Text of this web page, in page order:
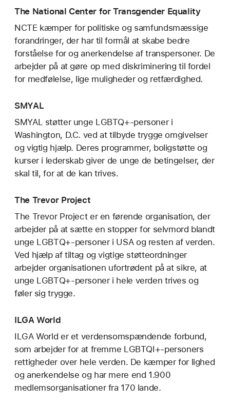
The National Center for Transgender Equality
NCTE kæmper for politiske og samfundsmæssige
forandringer, der har til formål at skabe bedre
forståelse for og anerkendelse af transpersoner. De
arbejder på at gøre op med diskriminering til fordel
for medfølelse, lige muligheder og retfærdighed.
SMYAL
SMYAL støtter unge LGBTQ+-personer i
Washington, D.C. ved at tilbyde trygge omgivelser
og vigtig hjælp. Deres programmer, boligstøtte og
kurser i lederskab giver de unge de betingelser, der
skal til, for at de kan trives.
The Trevor Project
The Trevor Project er en førende organisation, der
arbejder på at sætte en stopper for selvmord blandt
unge LGBTQ+-personer i USA og resten af verden.
Ved hjælp af tiltag og vigtige støtteordninger
arbejder organisationen ufortrødent på at sikre, at
unge LGBTQ+-personer i hele verden trives og
føler sig trygge.
ILGA World
ILGA World er et verdensomspændende forbund,
som arbejder for at fremme LGBTQI+-personers
rettigheder over hele verden. De kæmper for lighed
og anerkendelse og har mere end 1.900
medlemsorganisationer fra 170 lande.